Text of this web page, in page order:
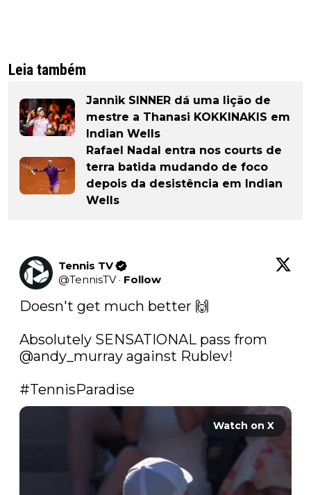
Leia também
Jannik SINNER dá uma lição de
mestre a Thanasi KOKKINAKIS em
Indian Wells
Rafael Nadal entra nos courts de
terra batida mudando de foco
depois da desistência em Indian
Wells
Tennis TV
@TennisTV · Follow
Doesn't get much better 🙌
@andy_murray against Rublev!
#TennisParadise
Watch on X